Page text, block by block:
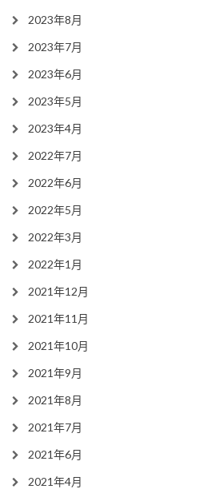
2023年8月
2023年7月
2023年6月
2023年5月
2023年4月
2022年7月
2022年6月
2022年5月
2022年3月
2022年1月
2021年12月
2021年11月
2021年10月
2021年9月
2021年8月
2021年7月
2021年6月
2021年4月